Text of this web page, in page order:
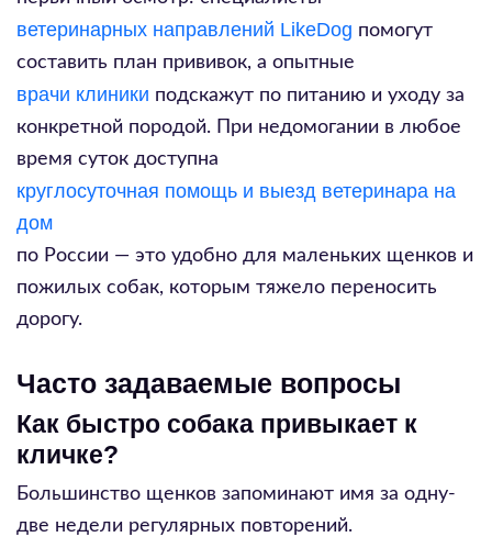
ветеринарных направлений LikeDog помогут
составить план прививок, а опытные
врачи клиники подскажут по питанию и уходу за
конкретной породой. При недомогании в любое
время суток доступна
круглосуточная помощь и выезд ветеринара на
дом
по России — это удобно для маленьких щенков и
пожилых собак, которым тяжело переносить
дорогу.
Часто задаваемые вопросы
Как быстро собака привыкает к
кличке?
Большинство щенков запоминают имя за одну-
две недели регулярных повторений.